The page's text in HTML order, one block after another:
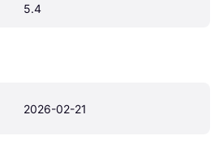
5.4
2026-02-21